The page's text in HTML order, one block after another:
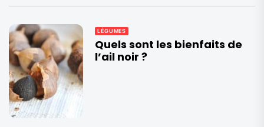
LÉGUMES
Quels sont les bienfaits de
l’ail noir ?